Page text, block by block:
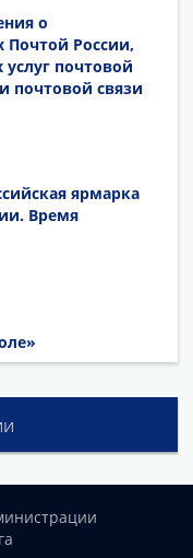
о
Почтой России,
почтовой
почтовой связи
ярмарка
Время